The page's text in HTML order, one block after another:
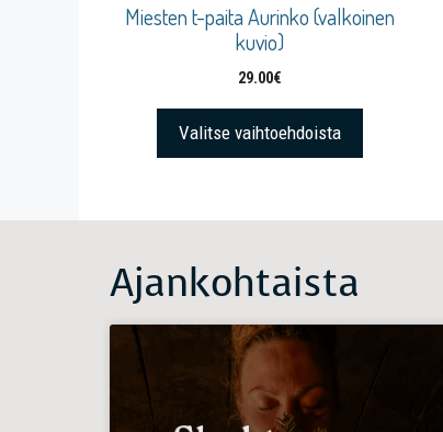
Miesten t-paita Aurinko (valkoinen
kuvio)
29.00€
Valitse vaihtoehdoista
Ajankohtaista